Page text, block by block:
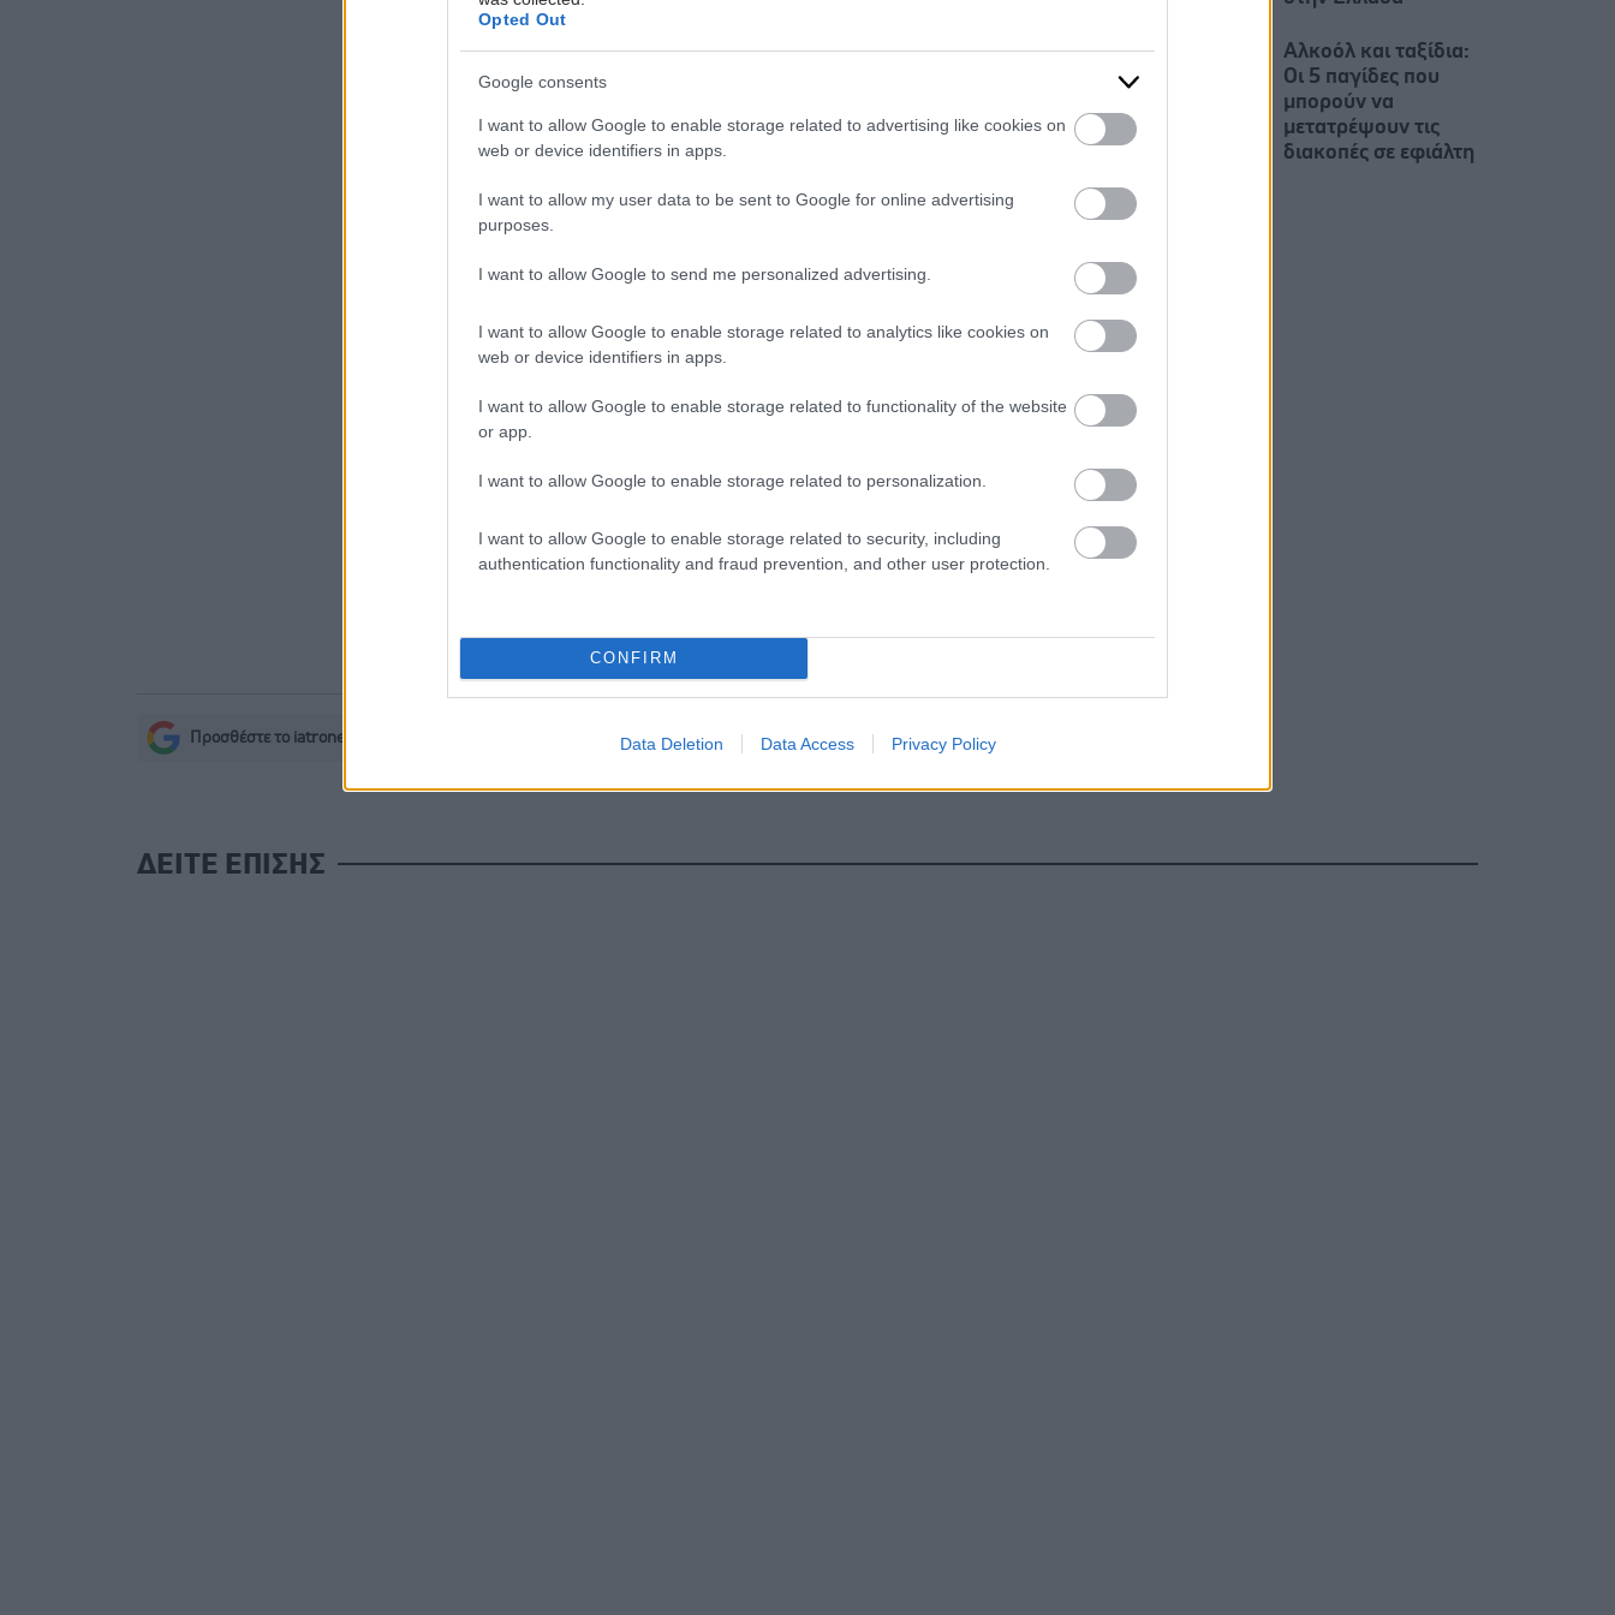
Opted Out
Google consents
I want to allow Google to enable storage related to advertising like cookies on
web or device identifiers in apps.
I want to allow my user data to be sent to Google for online advertising
purposes.
I want to allow Google to send me personalized advertising.
I want to allow Google to enable storage related to analytics like cookies on
web or device identifiers in apps.
I want to allow Google to enable storage related to functionality of the website
or app.
I want to allow Google to enable storage related to personalization.
I want to allow Google to enable storage related to security, including
authentication functionality and fraud prevention, and other user protection.
CONFIRM
Data Deletion Data Access Privacy Policy
περιεχόμενο των ονείρων αυτών των ατόμων ήταν πιο
άτομα που κοιμόνταν από την αριστερή τους πλευρά. Είναι
ενδιαφέρον ότι οι ερευνητές διαπίστωσαν επίσης πως όσοι
κοιμούνταν από τη δεξιά πλευρά είχαν καλύτερη ποιότητα
Προσθέστε το iatronet.gr στο Discover
Αδ. Γεωργιάδης στη Ρόδο: ''Σε ενάμιση χρόνο, το νοσοκομείο θα
σοβαρών ελλείψεων προσωπικού
Δίαιτα vegan χαμηλών λιπαρών βοηθά στην απώλεια βάρους
χωρίς να μειώνεται η ποσότητα του φαγητού [μελέτη]
Προσθέστε το iatronet.gr στο Discover
Αλκοόλ και ταξίδια:
Οι 5 παγίδες που
μπορούν να
μετατρέψουν τις
διακοπές σε εφιάλτη
ΔΕΙΤΕ ΕΠΙΣΗΣ